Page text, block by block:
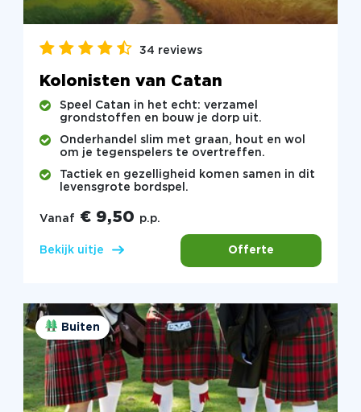
34 reviews
Kolonisten van Catan
Speel Catan in het echt: verzamel
grondstoffen en bouw je dorp uit.
Onderhandel slim met graan, hout en wol
om je tegenspelers te overtreffen.
Tactiek en gezelligheid komen samen in dit
levensgrote bordspel.
Vanaf € 9,50 p.p.
Bekijk uitje Offerte
Buiten